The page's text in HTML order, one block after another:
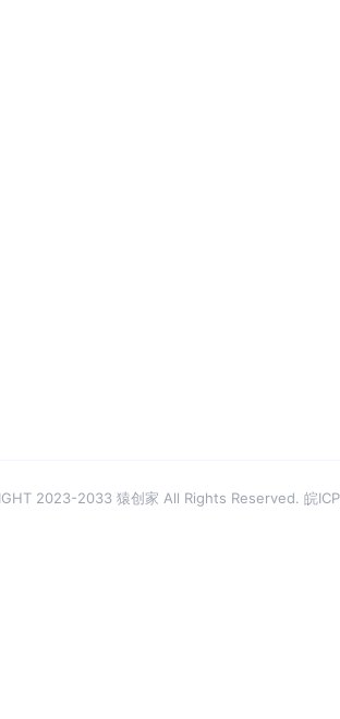
2023-2033 猿创家 All Rights Reserved. 皖